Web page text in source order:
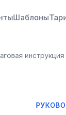
Шаблоны
инструкция